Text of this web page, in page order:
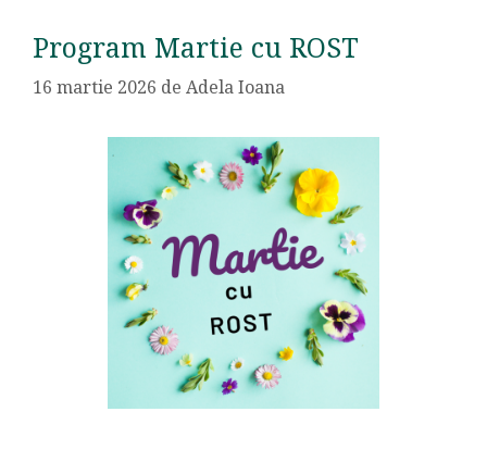
Program Martie cu ROST
16 martie 2026 de Adela Ioana